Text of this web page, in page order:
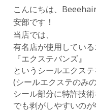
Color
Recruit
Group
Q&A
Access
こんにちは、
安部です！
当店では、
有名店が使用してい
『エクステバンズ』
というシールエクステ
(シールエクステのみ
シール部分に特許技
でも剥がしやすいの